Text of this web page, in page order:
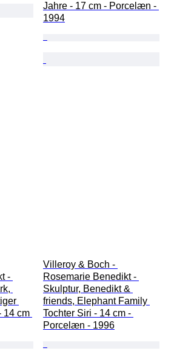
Jahre - 17 cm - Porcelæn -
1994
-
14 cm
Villeroy & Boch -
Rosemarie Benedikt -
Skulptur, Benedikt &
friends, Elephant Family
Tochter Siri - 14 cm -
Porcelæn - 1996